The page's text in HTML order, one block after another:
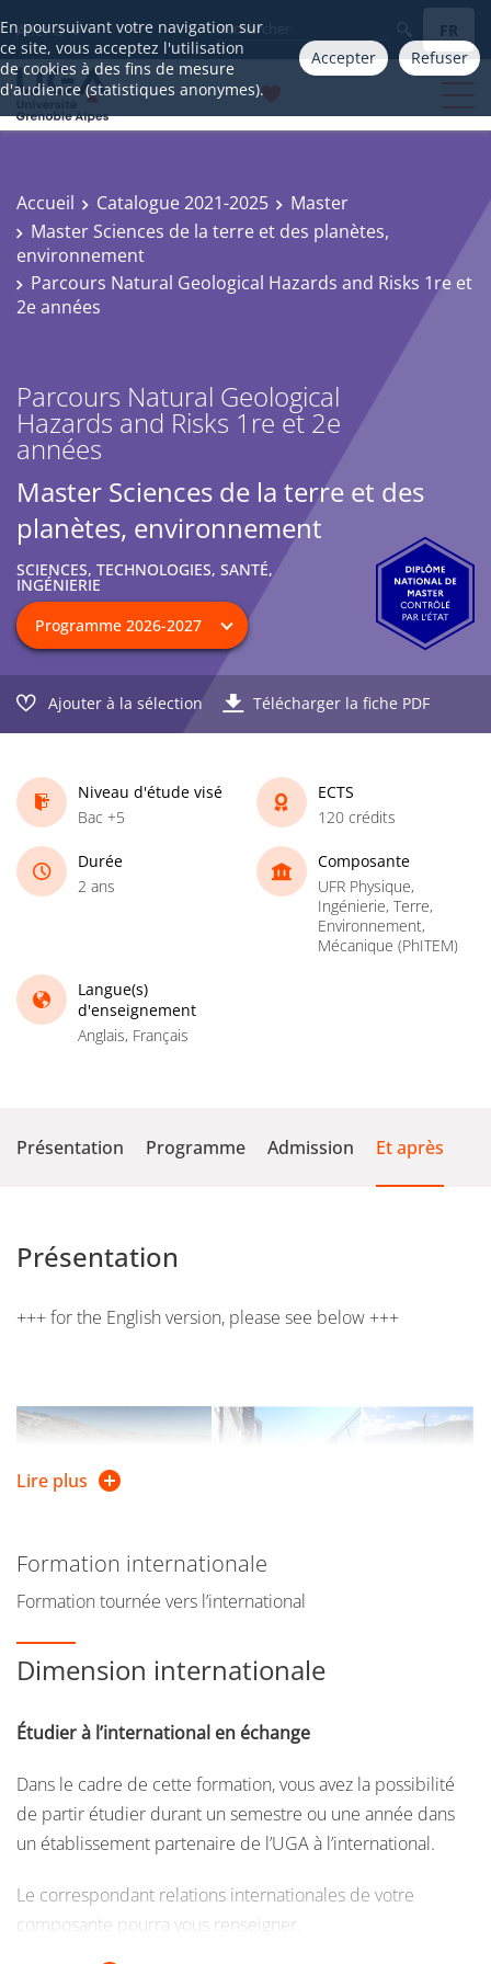
En poursuivant votre navigation sur
ce site, vous acceptez l'utilisation
de cookies à des fins de mesure
d'audience (statistiques anonymes).
Accepter Refuser
Aller à FR
Accueil Catalogue 2021-2025
Master
Master Sciences de la terre et des planètes,
environnement
Parcours Natural Geological Hazards and Risks 1re et
2e années
Parcours Natural Geological
Hazards and Risks 1re et 2e
années
Master Sciences de la terre et des
planètes, environnement
SCIENCES, TECHNOLOGIES, SANTÉ,
INGÉNIERIE
Ajouter à la sélection Télécharger la fiche PDF
Niveau d'étude visé
Bac +5
ECTS
120 crédits
Durée
2 ans
Composante
UFR Physique,
Ingénierie, Terre,
Environnement,
Mécanique (PhITEM)
Langue(s)
d'enseignement
Anglais, Français
Présentation Programme Admission Et après
Présentation
+++ for the English version, please see below +++
For a presentation in english clickthis link
Les risques naturels géologiques (séismes, mouvements de
terrain, volcans, déformation de la croûte terrestre)
présentent un enjeu fort dans nos sociétés. Ceci se traduit
par une demande croissante de compréhension, de
maîtrise et de gestion des risques telluriques, aussi bien
GEOLOGICAL HAZARDS AND RISKS a été créé pour
répondre à ce besoin et forme les étudiants à l'évaluation
des risques naturels par des méthodes quantitatives et
Lire plus
Formation internationale
Formation tournée vers l’international
Dimension internationale
Étudier à l’international en échange
Dans le cadre de cette formation, vous avez la possibilité
de partir étudier durant un semestre ou une année dans
un établissement partenaire de l’UGA à l’international.
Le correspondant relations internationales de votre
composante pourra vous renseigner.